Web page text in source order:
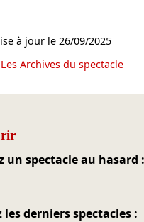
à jour le 26/09/2025
Archives du spectacle
un spectacle au hasard :
les derniers spectacles :